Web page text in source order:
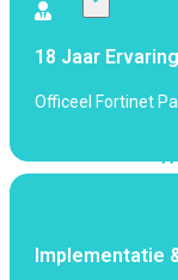
18 Jaar Ervaring
Officeel Fortinet
Implementatie